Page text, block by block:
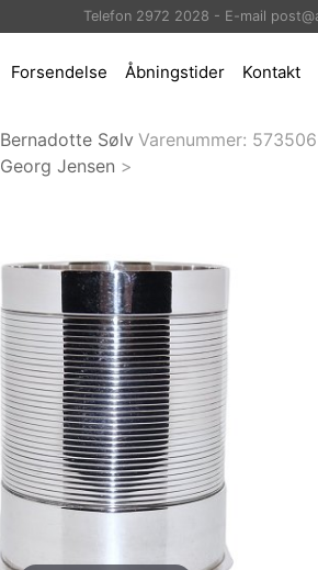
Telefon 2972 2028 - E-mail
Forsendelse Åbningstider Kontakt
Bernadotte Sølv
Georg Jensen >
Varenummer: 573506